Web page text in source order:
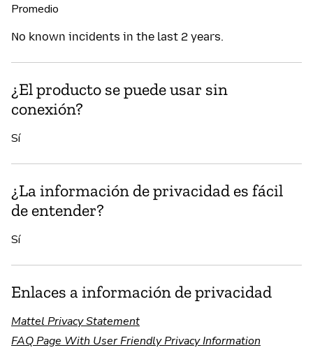
Promedio
No known incidents in the last 2 years.
¿El producto se puede usar sin
conexión?
Sí
¿La información de privacidad es fácil
de entender?
Sí
Enlaces a información de privacidad
Mattel Privacy Statement
FAQ Page With User Friendly Privacy Information